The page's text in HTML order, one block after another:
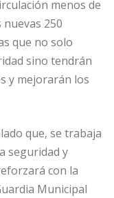
menos de
250
que no solo
sino tendrán
y mejorarán los
que, se trabaja
seguridad y
con la
Municipal